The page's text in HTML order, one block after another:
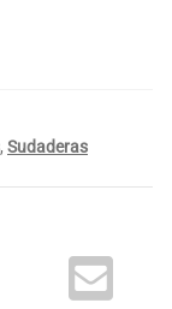
, Sudaderas